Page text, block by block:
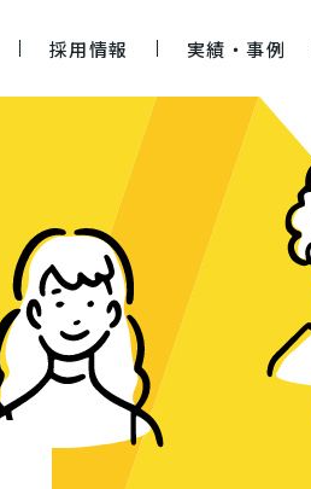
採用情報 実績・事例